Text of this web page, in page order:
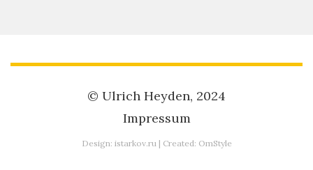
© Ulrich Heyden, 2024
Impressum
Design: istarkov.ru| Created: OmStyle